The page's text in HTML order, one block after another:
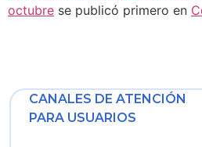
octubre se publicó primero en
CANALES DE ATENCIÓN
PARA USUARIOS